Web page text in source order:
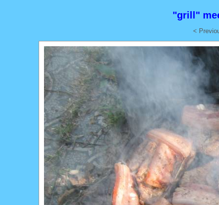
"grill"
<